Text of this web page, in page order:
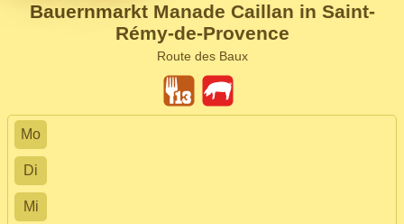
Bauernmarkt Manade Caillan in Saint-
Rémy-de-Provence
Route des Baux
Mo
Di
Mi